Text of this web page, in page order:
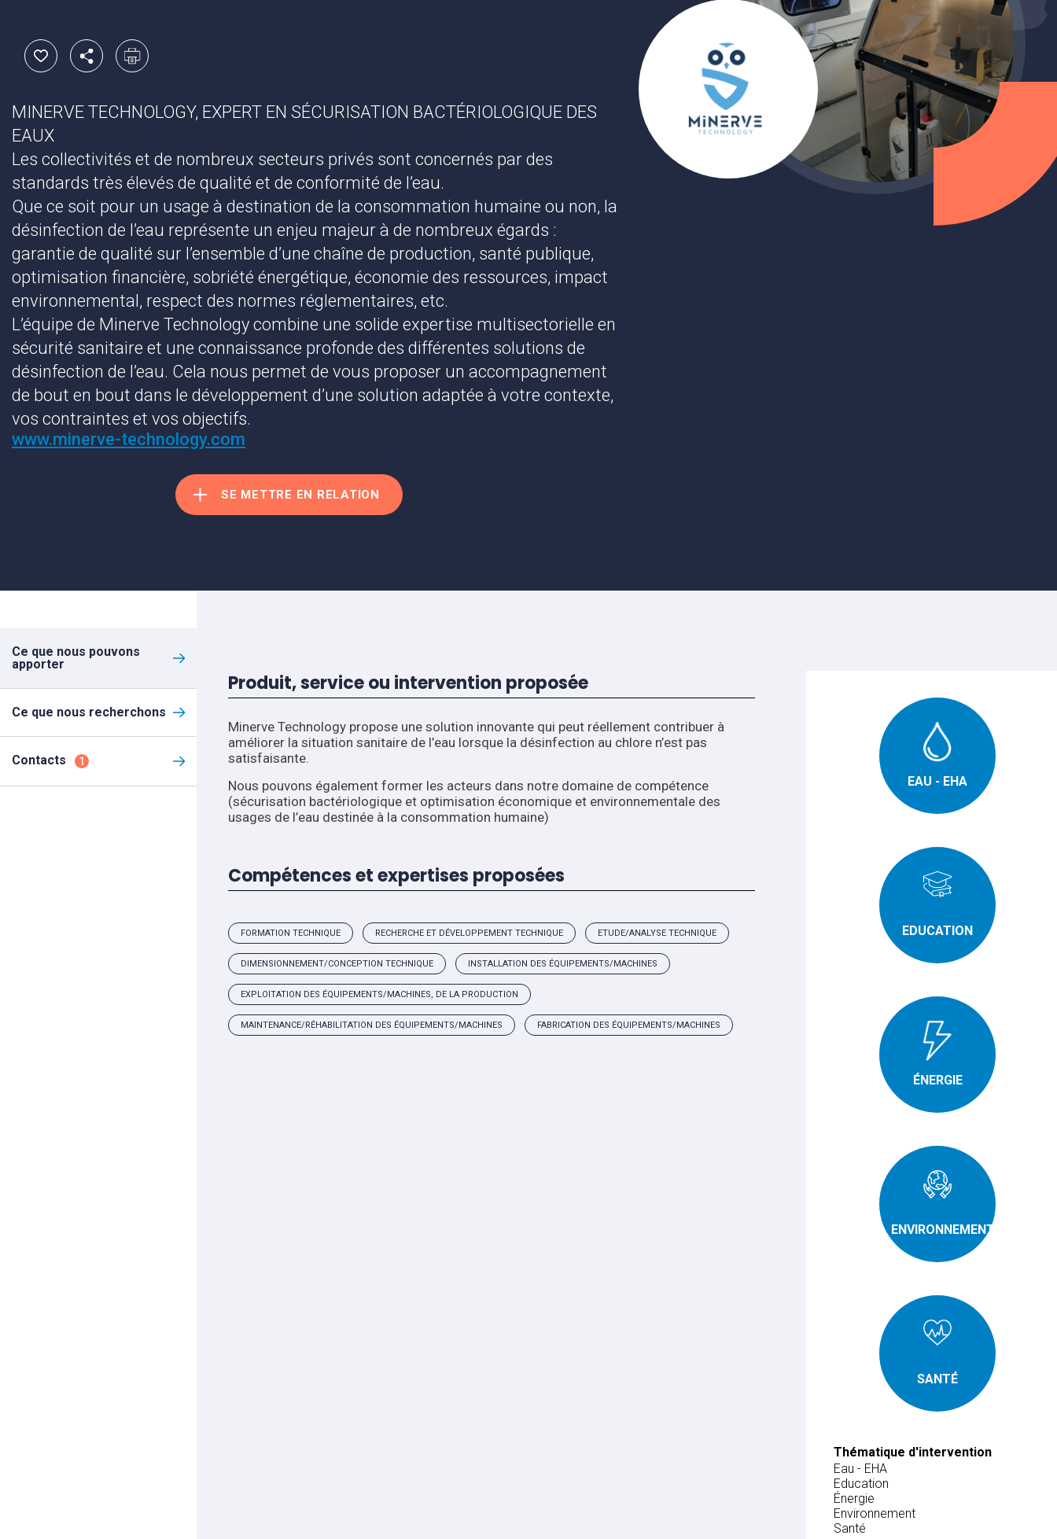
MINERVE TECHNOLOGY, EXPERT EN SÉCURISATION BACTÉRIOLOGIQUE DES
EAUX
Les collectivités et de nombreux secteurs privés sont concernés par des
standards très élevés de qualité et de conformité de l’eau.
Que ce soit pour un usage à destination de la consommation humaine ou non, la
désinfection de l’eau représente un enjeu majeur à de nombreux égards :
garantie de qualité sur l’ensemble d’une chaîne de production, santé publique,
optimisation financière, sobriété énergétique, économie des ressources, impact
environnemental, respect des normes réglementaires, etc.
L’équipe de Minerve Technology combine une solide expertise multisectorielle en
sécurité sanitaire et une connaissance profonde des différentes solutions de
désinfection de l’eau. Cela nous permet de vous proposer un accompagnement
de bout en bout dans le développement d’une solution adaptée à votre contexte,
vos contraintes et vos objectifs.
www.minerve-technology.com
SE METTRE EN RELATION
Ce que nous pouvons
apporter
Ce que nous recherchons
Contacts 1
Produit, service ou intervention proposée
Minerve Technology propose une solution innovante qui peut réellement contribuer à
améliorer la situation sanitaire de l’eau lorsque la désinfection au chlore n’est pas
satisfaisante.
Nous pouvons également former les acteurs dans notre domaine de compétence
(sécurisation bactériologique et optimisation économique et environnementale des
usages de l’eau destinée à la consommation humaine)
Compétences et expertises proposées
FORMATION TECHNIQUE RECHERCHE ET DÉVELOPPEMENT TECHNIQUE ETUDE/ANALYSE TECHNIQUE
DIMENSIONNEMENT/CONCEPTION TECHNIQUE INSTALLATION DES ÉQUIPEMENTS/MACHINES
EXPLOITATION DES ÉQUIPEMENTS/MACHINES, DE LA PRODUCTION
MAINTENANCE/RÉHABILITATION DES ÉQUIPEMENTS/MACHINES FABRICATION DES ÉQUIPEMENTS/MACHINES
EAU - EHA
EDUCATION
ÉNERGIE
ENVIRONNEMENT
SANTÉ
Thématique d'intervention
Eau - EHA
Education
Énergie
Environnement
Santé